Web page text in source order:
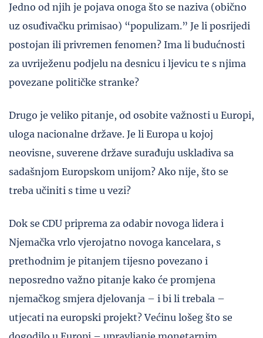
Jedno od njih je pojava onoga što se naziva (obično
uz osuđivačku primisao) “populizam.” Je li posrijedi
postojan ili privremen fenomen? Ima li budućnosti
za uvriježenu podjelu na desnicu i ljevicu te s njima
povezane političke stranke?
Drugo je veliko pitanje, od osobite važnosti u Europi,
uloga nacionalne države. Je li Europa u kojoj
neovisne, suverene države surađuju uskladiva sa
sadašnjom Europskom unijom? Ako nije, što se
treba učiniti s time u vezi?
Dok se CDU priprema za odabir novoga lidera i
Njemačka vrlo vjerojatno novoga kancelara, s
prethodnim je pitanjem tijesno povezano i
neposredno važno pitanje kako će promjena
njemačkog smjera djelovanja – i bi li trebala –
utjecati na europski projekt? Većinu lošeg što se